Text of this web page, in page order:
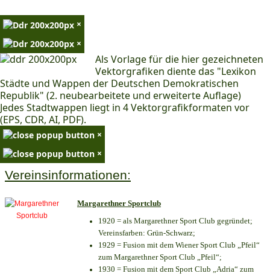
×
×
Als Vorlage für die hier gezeichneten
Vektorgrafiken diente das "Lexikon
Städte und Wappen der Deutschen Demokratischen
Republik" (2. neubearbeitete und erweiterte Auflage)
Jedes Stadtwappen liegt in 4 Vektorgrafikformaten vor
(EPS, CDR, AI, PDF).
×
×
Vereinsinformationen:
Margarethner Sportclub
1920 = als Margarethner Sport Club gegründet;
Vereinsfarben: Grün-Schwarz;
1929 = Fusion mit dem Wiener Sport Club „Pfeil“
zum Margarethner Sport Club „Pfeil“;
1930 = Fusion mit dem Sport Club „Adria“ zum